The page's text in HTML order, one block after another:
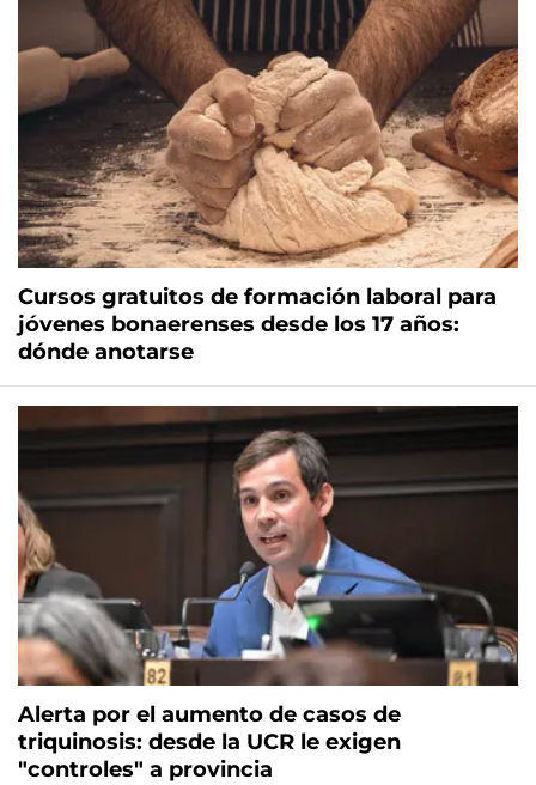
Cursos gratuitos de formación laboral para
jóvenes bonaerenses desde los 17 años:
dónde anotarse
Alerta por el aumento de casos de
triquinosis: desde la UCR le exigen
"controles" a provincia